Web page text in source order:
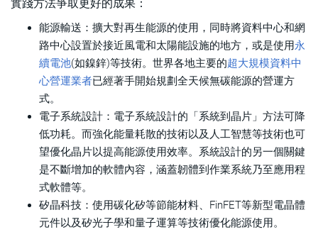
實踐方法爭取更好的成果：
能源輸送：擴大對再生能源的使用，同時將資料中心和網
路中心設置於接近風電和太陽能設施的地方，或是使用永
續電池(如鎳鋅)等技術。世界各地主要的超大規模資料中
心營運業者已經著手開始規劃全天候無碳能源的營運方
式。
電子系統設計：電子系統設計的「系統到晶片」方法可降
低功耗。而強化能量耗散的技術以及人工智慧等技術也可
望優化晶片以提高能源使用效率。系統設計的另一個關鍵
是不斷增加的軟體內容，涵蓋韌體到作業系統乃至應用程
式軟體等。
矽晶科技：使用碳化矽等節能材料、FinFET等新型電晶體
元件以及矽光子學和量子運算等技術優化能源使用。